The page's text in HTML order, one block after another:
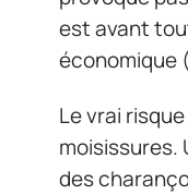
est avant
économique
Le vrai
moisissures.
des